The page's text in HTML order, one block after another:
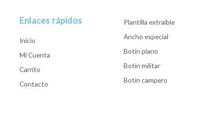
Enlaces rápidos
Inicio
Mi Cuenta
Carrito
Contacto
Plantilla extraible
Ancho especial
Botín plano
Botín militar
Botín campero